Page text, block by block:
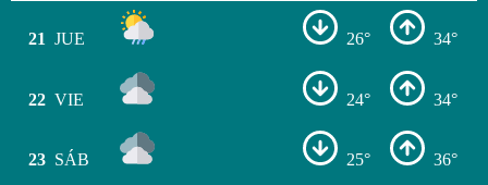
21 JUE 26° 34°
22 VIE 24° 34°
23 SÁB 25° 36°